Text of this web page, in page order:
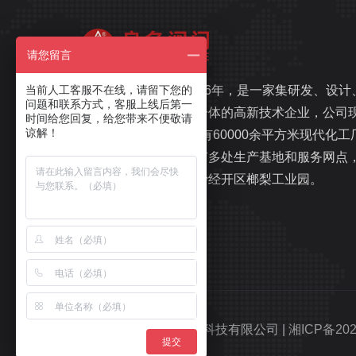
良名阀门，始建于1996年，是一家集研发、设计
生产、销售、服务于一体的高新技术企业，公司
注册资金1.1亿元，拥有60000余平方米现代化工
和办公楼，在国内拥有多处生产基地和服务网点
总部坐落于湖南省长沙经开区榔梨工业园。
Copyright © 良名阀门科技有限公司 | 湘ICP备
请您留言
当前人工客服不在线，请留下您的
问题和联系方式，客服上线后第一
时间给您回复，给您带来不便敬请
谅解！
提交